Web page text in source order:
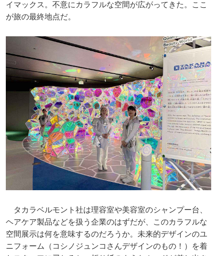
イマックス。不意にカラフルな空間が広がってきた。ここ
が旅の最終地点だ。
タカラベルモント社は理容室や美容室のシャンプー台、
ヘアケア製品などを扱う企業のはずだが、このカラフルな
空間展示は何を意味するのだろうか。未来的デザインのユ
ニフォーム（コシノジュンコさんデザインのもの！）を着